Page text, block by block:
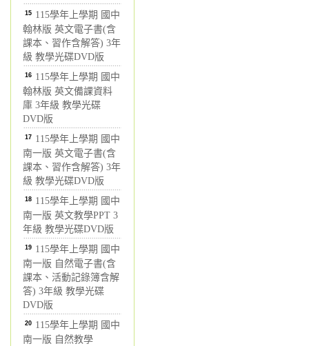
15 115學年上學期 國中
翰林版 英文電子書(含
課本、習作含解答) 3年
級 教學光碟DVD版
16 115學年上學期 國中
翰林版 英文備課資料
庫 3年級 教學光碟
DVD版
17 115學年上學期 國中
南一版 英文電子書(含
課本、習作含解答) 3年
級 教學光碟DVD版
18 115學年上學期 國中
南一版 英文教學PPT 3
年級 教學光碟DVD版
19 115學年上學期 國中
南一版 自然電子書(含
課本、活動記錄簿含解
答) 3年級 教學光碟
DVD版
20 115學年上學期 國中
南一版 自然教學